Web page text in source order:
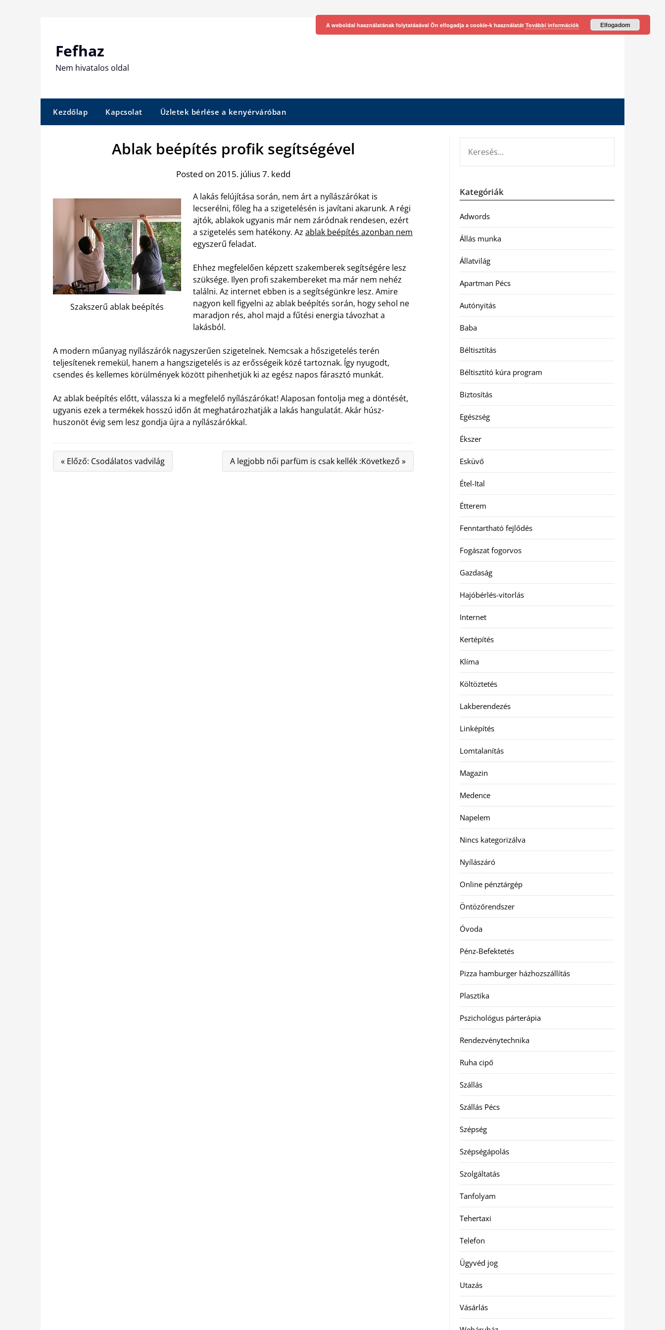
Fefhaz
Nem hivatalos oldal
Kezdőlap Kapcsolat Üzletek bérlése a kenyérváróban
Ablak beépítés profik segítségével
Posted on 2015. július 7. kedd
Szakszerű ablak beépítés
A lakás felújítása során, nem árt a nyílászárókat is
lecserélni, főleg ha a szigetelésén is javítani akarunk. A régi
ajtók, ablakok ugyanis már nem záródnak rendesen, ezért
a szigetelés sem hatékony. Az ablak beépítés azonban nem
egyszerű feladat.
Ehhez megfelelően képzett szakemberek segítségére lesz
szüksége. Ilyen profi szakembereket ma már nem nehéz
találni. Az internet ebben is a segítségünkre lesz. Amire
nagyon kell figyelni az ablak beépítés során, hogy sehol ne
maradjon rés, ahol majd a fűtési energia távozhat a
lakásból.
A modern műanyag nyílászárók nagyszerűen szigetelnek. Nemcsak a hőszigetelés terén
teljesítenek remekül, hanem a hangszigetelés is az erősségeik közé tartoznak. Így nyugodt,
csendes és kellemes körülmények között pihenhetjük ki az egész napos fárasztó munkát.
Az ablak beépítés előtt, válassza ki a megfelelő nyílászárókat! Alaposan fontolja meg a döntését,
ugyanis ezek a termékek hosszú időn át meghatározhatják a lakás hangulatát. Akár húsz-
huszonöt évig sem lesz gondja újra a nyílászárókkal.
« Előző: Csodálatos vadvilág A legjobb női parfüm is csak kellék :Következő »
Kategóriák
Adwords
Állás munka
Állatvilág
Apartman Pécs
Autónyitás
Baba
Béltisztítás
Béltisztító kúra program
Biztosítás
Egészség
Ékszer
Esküvő
Étel-Ital
Étterem
Fenntartható fejlődés
Fogászat fogorvos
Gazdaság
Hajóbérlés-vitorlás
Internet
Kertépítés
Klíma
Költöztetés
Lakberendezés
Linképítés
Lomtalanítás
Magazin
Medence
Napelem
Nincs kategorizálva
Nyílászáró
Online pénztárgép
Öntözőrendszer
Óvoda
Pénz-Befektetés
Pizza hamburger házhozszállítás
Plasztika
Pszichológus párterápia
Rendezvénytechnika
Ruha cipő
Szállás
Szállás Pécs
Szépség
Szépségápolás
Szolgáltatás
Tanfolyam
Tehertaxi
Telefon
Ügyvéd jog
Utazás
Vásárlás
A weboldal használatának folytatásával Ön elfogadja a cookie-k használatát További információk Elfogadom